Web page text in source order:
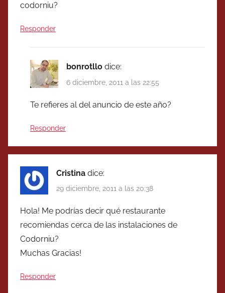
codorniu?
Responder
bonrotllo dice:
6 diciembre, 2011 a las 22:55
Te refieres al del anuncio de este año?
Responder
Cristina dice:
29 diciembre, 2011 a las 20:38
Hola! Me podrías decir qué restaurante
recomiendas cerca de las instalaciones de
Codorniu?
Muchas Gracias!
Responder